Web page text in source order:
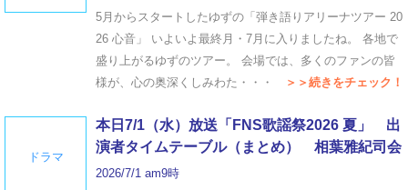
5月からスタートしたゆずの「弾き語りアリーナツアー 20
26 心音」 いよいよ最終月・7月に入りましたね。 各地で
盛り上がるゆずのツアー。 会場では、多くのファンの皆
様が、心の奥深くしみわた・・・
＞＞続きをチェック！
ドラマ
本日7/1（水）放送「FNS歌謡祭2026 夏」 出
演者タイムテーブル（まとめ） 相葉雅紀司会
2026/7/1 am9時